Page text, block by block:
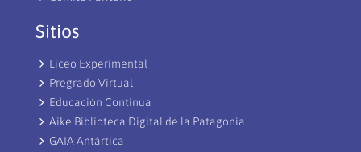
Sitios
Liceo Experimental
Pregrado Virtual
Educación Continua
Aike Biblioteca Digital de la Patagonia
GAIA Antártica